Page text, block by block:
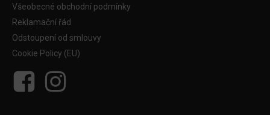
Všeobecné obchodní podmínky
Reklamační řád
Odstoupení od smlouvy
Cookie Policy (EU)